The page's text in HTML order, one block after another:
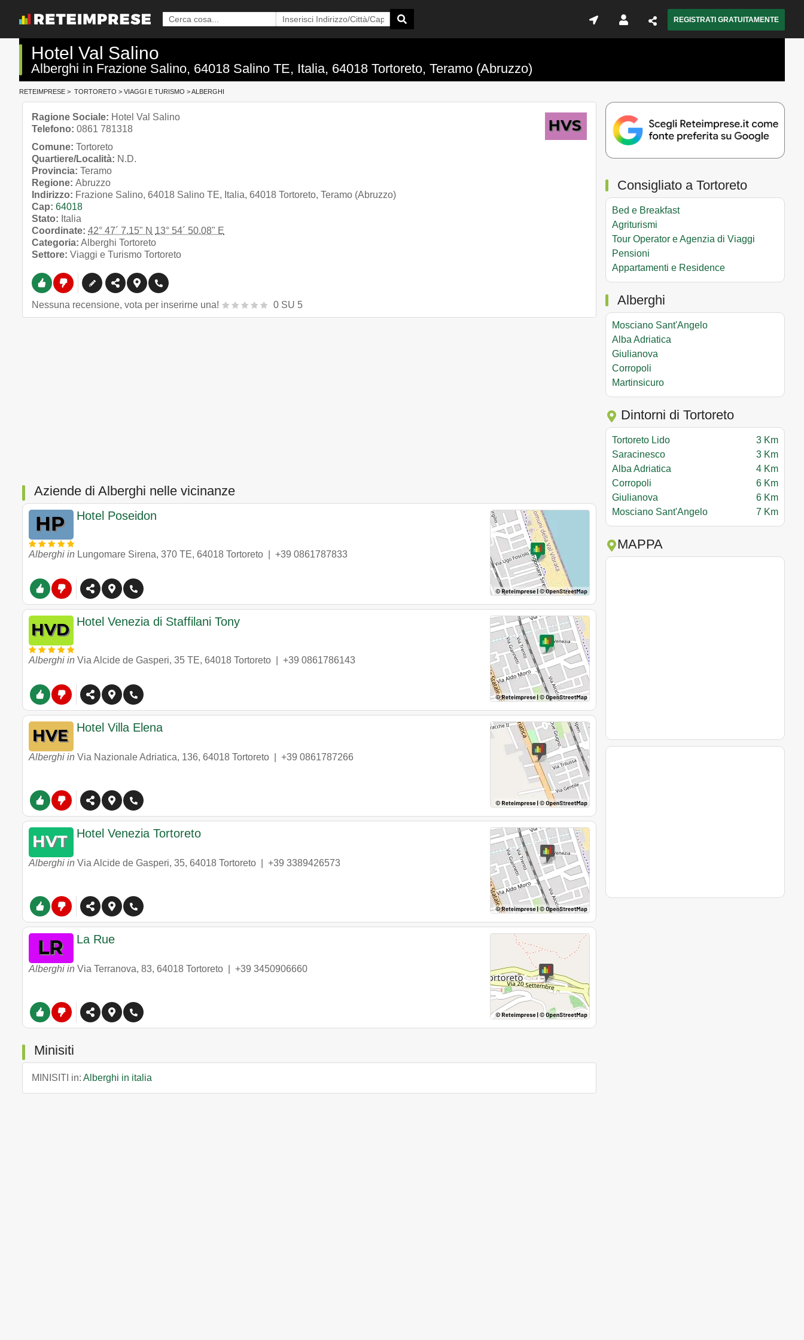
REGISTRATI GRATUITAMENTE
Hotel Val Salino
Alberghi in Frazione Salino, 64018 Salino TE, Italia, 64018 Tortoreto, Teramo (Abruzzo)
RETEIMPRESE > TORTORETO > VIAGGI E TURISMO >ALBERGHI
Ragione Sociale: Hotel Val Salino
Telefono: 0861 781318
Comune: Tortoreto
Quartiere/Località: N.D.
Provincia: Teramo
Regione: Abruzzo
Indirizzo: Frazione Salino, 64018 Salino TE, Italia, 64018 Tortoreto, Teramo (Abruzzo)
Cap: 64018
Stato: Italia
Coordinate: 42° 47´ 7.15" N 13° 54´ 50.08" E
Categoria: Alberghi Tortoreto
Settore: Viaggi e Turismo Tortoreto
Nessuna recensione, vota per inserirne una! 0 SU 5
Aziende di Alberghi nelle vicinanze
Hotel Poseidon
Alberghi in Lungomare Sirena, 370 TE, 64018 Tortoreto +39 0861787833
Hotel Venezia di Staffilani Tony
Alberghi in Via Alcide de Gasperi, 35 TE, 64018 Tortoreto +39 0861786143
Hotel Villa Elena
Alberghi in Via Nazionale Adriatica, 136, 64018 Tortoreto +39 0861787266
Hotel Venezia Tortoreto
Alberghi in Via Alcide de Gasperi, 35, 64018 Tortoreto +39 3389426573
La Rue
Alberghi in Via Terranova, 83, 64018 Tortoreto +39 3450906660
Minisiti
MINISITI in: Alberghi in italia
Consigliato a Tortoreto
Bed e Breakfast
Agriturismi
Tour Operator e Agenzia di Viaggi
Pensioni
Appartamenti e Residence
Alberghi
Mosciano Sant'Angelo
Alba Adriatica
Giulianova
Corropoli
Martinsicuro
Dintorni di Tortoreto
Tortoreto Lido
3 Km
Saracinesco
3 Km
Alba Adriatica
4 Km
Corropoli
6 Km
Giulianova
6 Km
Mosciano Sant'Angelo
7 Km
MAPPA